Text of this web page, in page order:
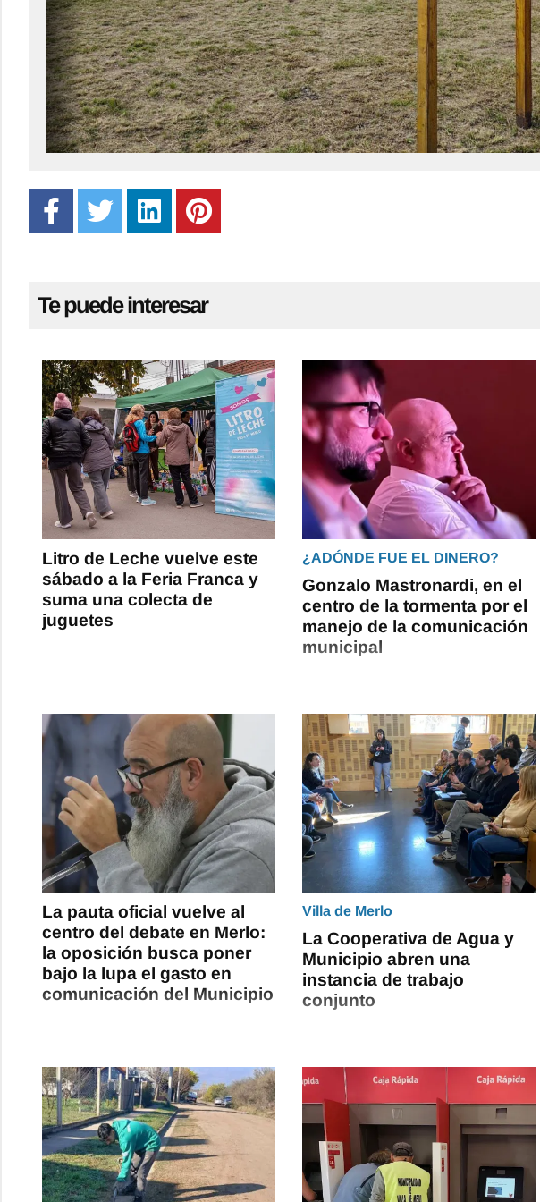
Te puede interesar
Litro de Leche vuelve este
sábado a la Feria Franca y
suma una colecta de
juguetes
¿ADÓNDE FUE EL DINERO?
Gonzalo Mastronardi, en el
centro de la tormenta por el
manejo de la comunicación
municipal
La pauta oficial vuelve al
centro del debate en Merlo:
la oposición busca poner
bajo la lupa el gasto en
comunicación del Municipio
Villa de Merlo
La Cooperativa de Agua y
Municipio abren una
instancia de trabajo
conjunto